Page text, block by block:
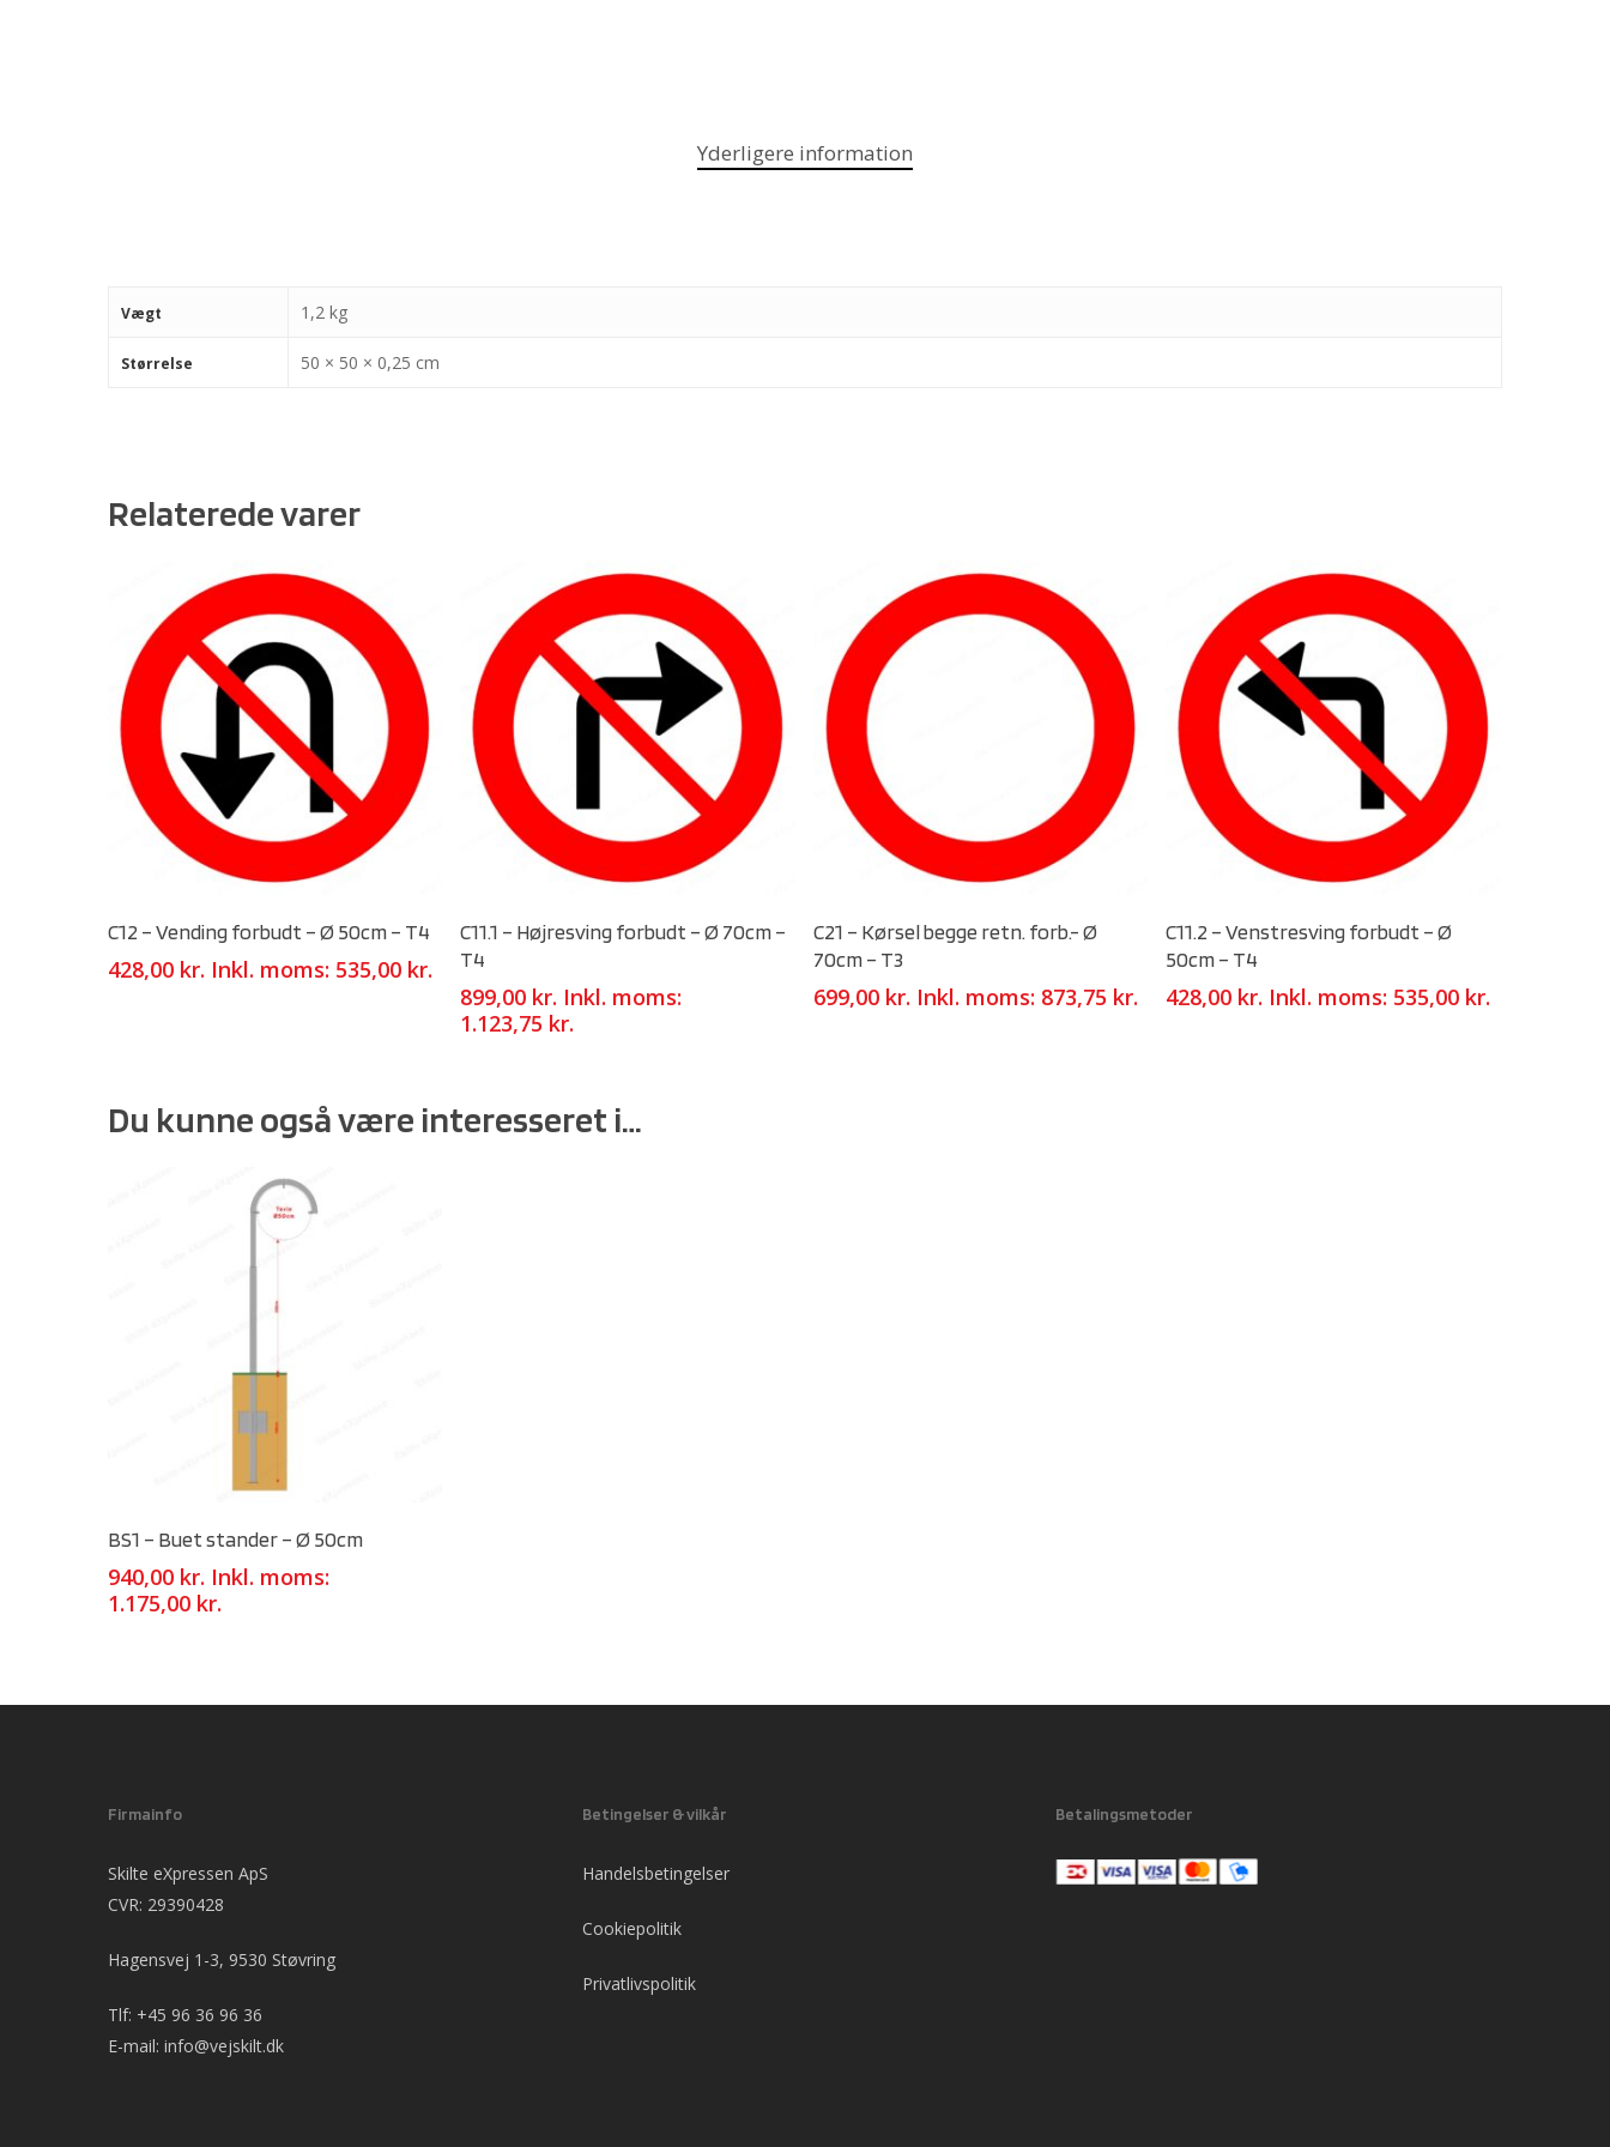
Yderligere information
Vægt 1,2 kg
Størrelse 50 × 50 × 0,25 cm
Relaterede varer
C12 – Vending forbudt – Ø 50cm – T4
428,00 kr. Inkl. moms: 535,00 kr.
C11.1 – Højresving forbudt – Ø 70cm –
T4
899,00 kr. Inkl. moms:
1.123,75 kr.
C21 – Kørsel begge retn. forb.- Ø
70cm – T3
699,00 kr. Inkl. moms: 873,75 kr.
C11.2 – Venstresving forbudt – Ø
50cm – T4
428,00 kr. Inkl. moms: 535,00 kr.
Du kunne også være interesseret i…
BS1 – Buet stander – Ø 50cm
940,00 kr. Inkl. moms:
1.175,00 kr.
Firmainfo
Skilte eXpressen ApS
CVR: 29390428
Hagensvej 1-3, 9530 Støvring
Tlf: +45 96 36 96 36
E-mail: info@vejskilt.dk
Betingelser & vilkår
Handelsbetingelser
Cookiepolitik
Privatlivspolitik
Betalingsmetoder